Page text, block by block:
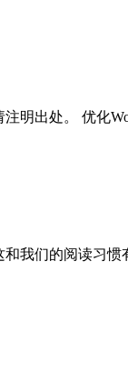
明出处。 优化
我们的阅读习